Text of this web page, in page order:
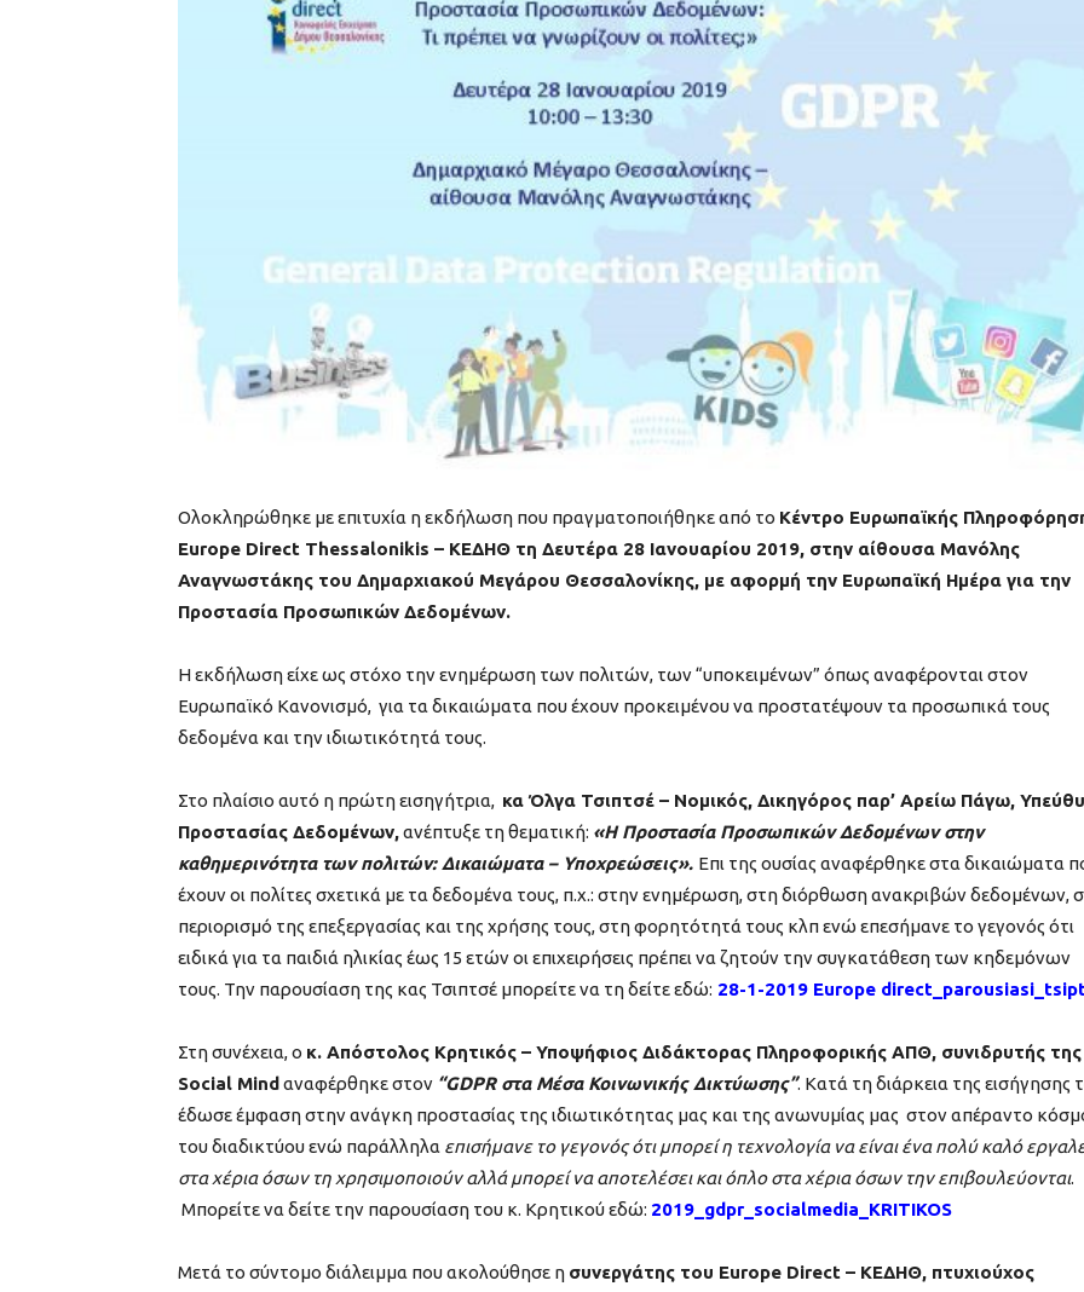
Ολοκληρώθηκε με επιτυχία η εκδήλωση που πραγματοποιήθηκε από το Κέντρο Ευρωπαϊκής
Europe Direct Thessalonikis – ΚΕΔΗΘ τη Δευτέρα 28 Ιανουαρίου 2019, στην αίθουσα Μανόλης
Αναγνωστάκης του Δημαρχιακού Μεγάρου Θεσσαλονίκης, με αφορμή την Ευρωπαϊκή Ημέρα για την
Προστασία Προσωπικών Δεδομένων.
Η εκδήλωση είχε ως στόχο την ενημέρωση των πολιτών, των “υποκειμένων” όπως αναφέρονται στον
Ευρωπαϊκό Κανονισμό, για τα δικαιώματα που έχουν προκειμένου να προστατέψουν τα προσωπικά τους
δεδομένα και την ιδιωτικότητά τους.
Στο πλαίσιο αυτό η πρώτη εισηγήτρια, κα Όλγα Τσιπτσέ – Νομικός, Δικηγόρος παρ’ Αρείω Πάγω,
Προστασίας Δεδομένων,ανέπτυξε τη θεματική: «Η Προστασία Προσωπικών Δεδομένων στην
καθημερινότητα των πολιτών: Δικαιώματα – Υποχρεώσεις». Επι της ουσίας αναφέρθηκε στα δικαιώματα
έχουν οι πολίτες σχετικά με τα δεδομένα τους, π.χ.: στην ενημέρωση, στη διόρθωση ανακριβών δεδομένων,
περιορισμό της επεξεργασίας και της χρήσης τους, στη φορητότητά τους κλπ ενώ επεσήμανε το γεγονός ότι
ειδικά για τα παιδιά ηλικίας έως 15 ετών οι επιχειρήσεις πρέπει να ζητούν την συγκατάθεση των κηδεμόνων
τους. Την παρουσίαση της κας Τσιπτσέ μπορείτε να τη δείτε εδώ: 28-1-2019 Europe
Στη συνέχεια, ο κ. Απόστολος Κρητικός – Υποψήφιος Διδάκτορας Πληροφορικής ΑΠΘ, συνιδρυτής της
Social Mindαναφέρθηκε στον “GDPR στα Μέσα Κοινωνικής Δικτύωσης”. Κατά τη διάρκεια της εισήγησης
έδωσε έμφαση στην ανάγκη προστασίας της ιδιωτικότητας μας και της ανωνυμίας μας στον απέραντο
του διαδικτύου ενώ παράλληλα επισήμανε το γεγονός ότι μπορεί η τεχνολογία να είναι ένα πολύ καλό
στα χέρια όσων τη χρησιμοποιούν αλλά μπορεί να αποτελέσει και όπλο στα χέρια όσων την επιβουλεύονται.
Μπορείτε να δείτε την παρουσίαση του κ. Κρητικού εδώ: 2019_gdpr_socialmedia_KRITIKOS
Μετά το σύντομο διάλειμμα που ακολούθησε η συνεργάτης του Europe Direct – ΚΕΔΗΘ, πτυχιούχος